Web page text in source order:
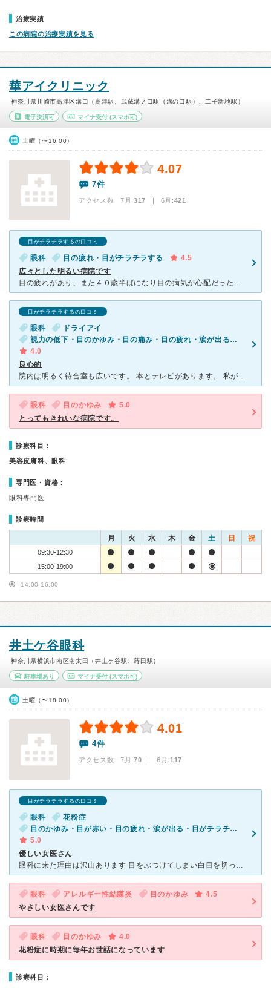
治療実績
この病院の治療実績を見る
華アイクリニック
神奈川県川崎市高津区溝口（高津駅、武蔵溝ノ口駅（溝の口駅）、二子新地駅）
電子決済可 マイナ受付(スマホ可)
土曜（〜16:00）
4.07
7件
アクセス数 7月:317 | 6月:421
目がチラチラするの口コミ
眼科 目の疲れ・目がチラチラする
4.5
広々とした明るい病院です
目の疲れがあり、また４０歳半ばになり目の病気が心配だったので受診しました。 高津駅すぐのビルにあり、同じビルには婦人科と歯科もあります。中に入ると、広々した感じで、白を基調とし明るい感じです。 問
目がチラチラするの口コミ
眼科
ドライアイ
視力の低下・目のかゆみ・目の痛み・目の疲れ・涙が出る・目がチラチラする
4.0
良心的
院内は明るく待合室も広いです。 本とテレビがあります。 私が伺ったときはいずれも空いていました。 雰囲気の良い女医さんがテキパキと診察してくれます。 最後に「何か質問はありますか？」と聞いてく
眼科 目のかゆみ
5.0
とってもきれいな病院です。
診療科目：
美容皮膚科、眼科
専門医・資格：
眼科専門医
診療時間
月 火 水 木 金 土 日 祝
09:30-12:30
15:00-19:00
14:00-16:00
井土ケ谷眼科
神奈川県横浜市南区南太田（井土ヶ谷駅、蒔田駅）
駐車場あり マイナ受付(スマホ可)
土曜（〜18:00）
4.01
4件
アクセス数 7月:70 | 6月:117
目がチラチラするの口コミ
眼科
花粉症
目のかゆみ・目が赤い・目の疲れ・涙が出る・目がチラチラする
5.0
優しい女医さん
眼科に来た理由は沢山あります 目をぶつけてしまい白目を切ってしまった 眼科には今まで2回しか行った事が無いので視力を測ってもらいたい 切ってしまった目とは反対の瞼に何かデキモノが出来てしまった
眼科 アレルギー性結膜炎 目のかゆみ
4.5
やさしい女医さんです
眼科 目のかゆみ
4.0
花粉症に時期に毎年お世話になっています
診療科目：